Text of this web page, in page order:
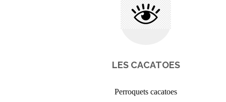
LES CACATOES
Perroquets cacatoes